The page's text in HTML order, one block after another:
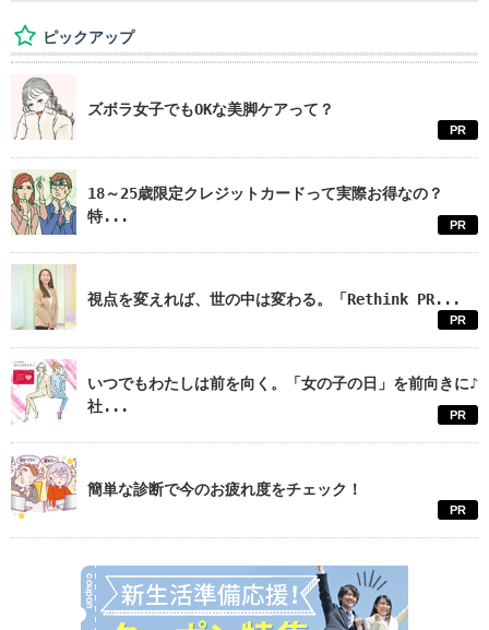
ピックアップ
ズボラ女子でもOKな美脚ケアって？
PR
18～25歳限定クレジットカードって実際お得なの？
特...
PR
視点を変えれば、世の中は変わる。「Rethink PR...
PR
いつでもわたしは前を向く。「女の子の日」を前向きに♪
社...
PR
簡単な診断で今のお疲れ度をチェック！
PR